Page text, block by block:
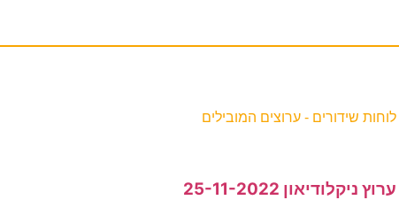
לוחות שידורים - ערוצים המובילים
ערוץ ניקלודיאון 25-11-2022